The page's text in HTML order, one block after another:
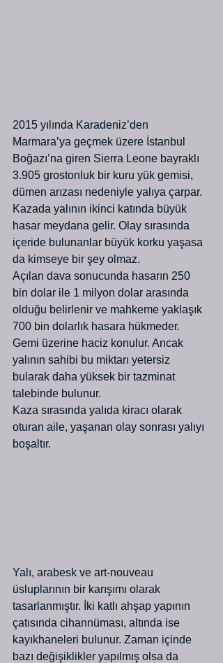
2015 yılında Karadeniz’den
Marmara’ya geçmek üzere İstanbul
Boğazı’na giren Sierra Leone bayraklı
3.905 grostonluk bir kuru yük gemisi,
dümen arızası nedeniyle yalıya çarpar.
Kazada yalının ikinci katında büyük
hasar meydana gelir. Olay sırasında
içeride bulunanlar büyük korku yaşasa
da kimseye bir şey olmaz.
Açılan dava sonucunda hasarın 250
bin dolar ile 1 milyon dolar arasında
olduğu belirlenir ve mahkeme yaklaşık
700 bin dolarlık hasara hükmeder.
Gemi üzerine haciz konulur. Ancak
yalının sahibi bu miktarı yetersiz
bularak daha yüksek bir tazminat
talebinde bulunur.
Kaza sırasında yalıda kiracı olarak
oturan aile, yaşanan olay sonrası yalıyı
boşaltır.
Yalı, arabesk ve art-nouveau
üsluplarının bir karışımı olarak
tasarlanmıştır. İki katlı ahşap yapının
çatısında cihannüması, altında ise
kayıkhaneleri bulunur. Zaman içinde
bazı değişiklikler yapılmış olsa da